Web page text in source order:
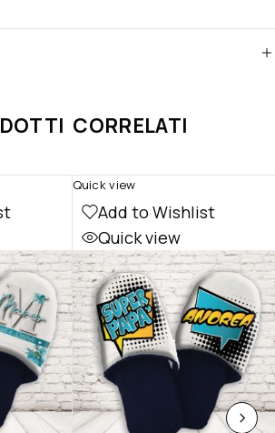
CORRELATI
Add to Wishlist
Quick view
Quick view